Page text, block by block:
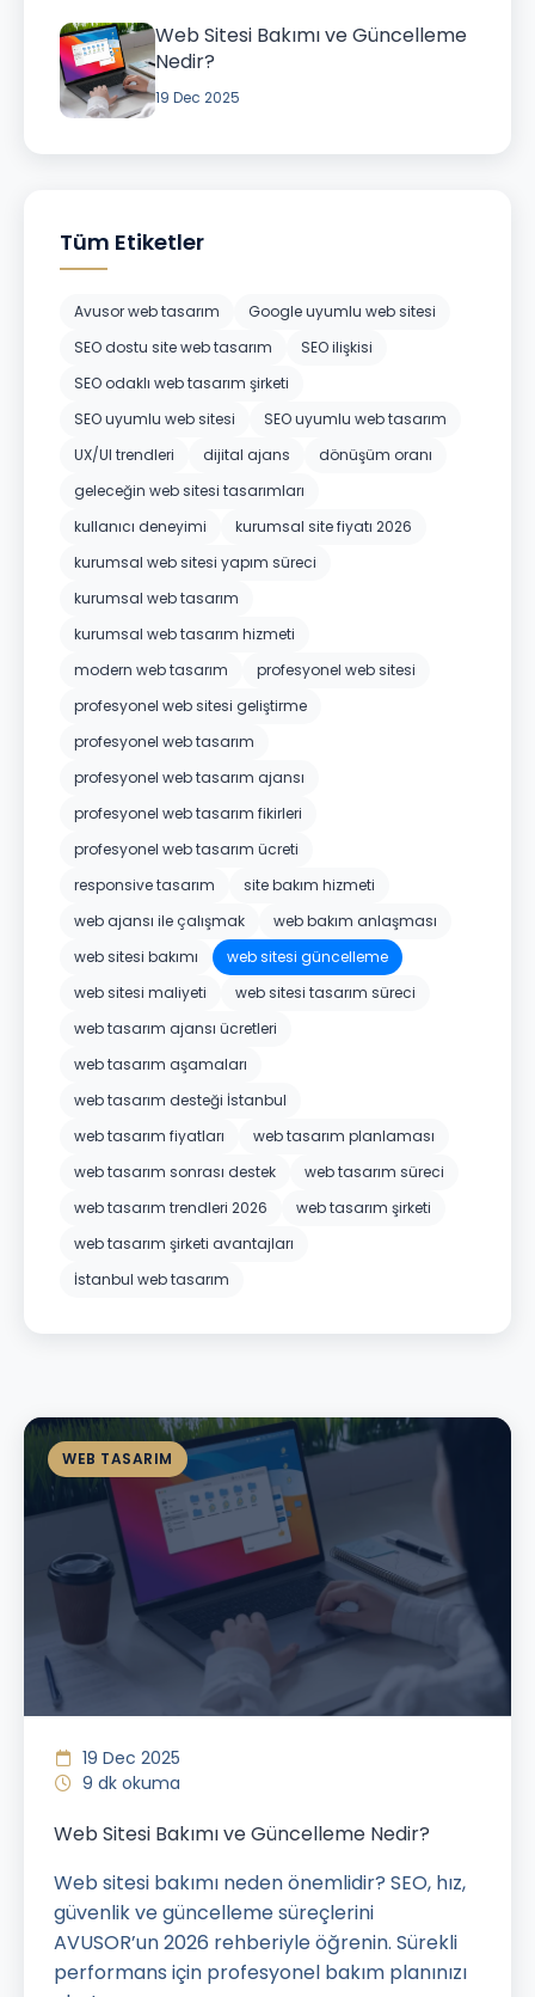
WEB TASARIM
19 Dec 2025
9 dk okuma
Web Sitesi Bakımı ve Güncelleme Nedir?
Web sitesi bakımı neden önemlidir? SEO, hız,
güvenlik ve güncelleme süreçlerini
AVUSOR’un 2026 rehberiyle öğrenin. Sürekli
performans için profesyonel bakım planınızı
Web Sitesi Bakımı ve Güncelleme
Nedir?
19 Dec 2025
Tüm Etiketler
Avusor web tasarım
Google uyumlu web sitesi
SEO dostu site web tasarım
SEO ilişkisi
SEO odaklı web tasarım şirketi
SEO uyumlu web sitesi
SEO uyumlu web tasarım
UX/UI trendleri
dijital ajans
dönüşüm oranı
geleceğin web sitesi tasarımları
kullanıcı deneyimi
kurumsal site fiyatı 2026
kurumsal web sitesi yapım süreci
kurumsal web tasarım
kurumsal web tasarım hizmeti
modern web tasarım
profesyonel web sitesi
profesyonel web sitesi geliştirme
profesyonel web tasarım
profesyonel web tasarım ajansı
profesyonel web tasarım fikirleri
profesyonel web tasarım ücreti
responsive tasarım
site bakım hizmeti
web ajansı ile çalışmak
web bakım anlaşması
web sitesi bakımı
web sitesi güncelleme
web sitesi maliyeti
web sitesi tasarım süreci
web tasarım ajansı ücretleri
web tasarım aşamaları
web tasarım desteği İstanbul
web tasarım fiyatları
web tasarım planlaması
web tasarım sonrası destek
web tasarım süreci
web tasarım trendleri 2026
web tasarım şirketi
web tasarım şirketi avantajları
İstanbul web tasarım